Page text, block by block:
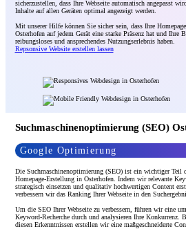
sicherzustellen, dass Ihre Webseite automatisch angepasst
Inhalte auf allen Geräten optimal angezeigt werden.
Mit unserer Hilfe können Sie sicher sein, dass Ihre
Osterhofen auf jedem Gerät eine starke Präsenz hat und Ihre
reibungsloses und ansprechendes Nutzungserlebnis haben.
Repsonsive Website erstellen lassen
Suchmaschinenoptimierung (SEO)
Google Optimierung
Die Suchmaschinenoptimierung (SEO) ist ein wichtiger Teil
Homepage-Erstellung in Osterhofen. Indem wir relevante
strategisch einsetzen und qualitativ hochwertigen Content
verbessern wir das Ranking Ihrer Webseite in den
Um die SEO Ihrer Webseite zu verbessern, führen wir eine
Keyword-Recherche durch und analysieren Ihre Konkurrenz.
diesen Erkenntnissen erstellen wir eine maßgeschneiderte